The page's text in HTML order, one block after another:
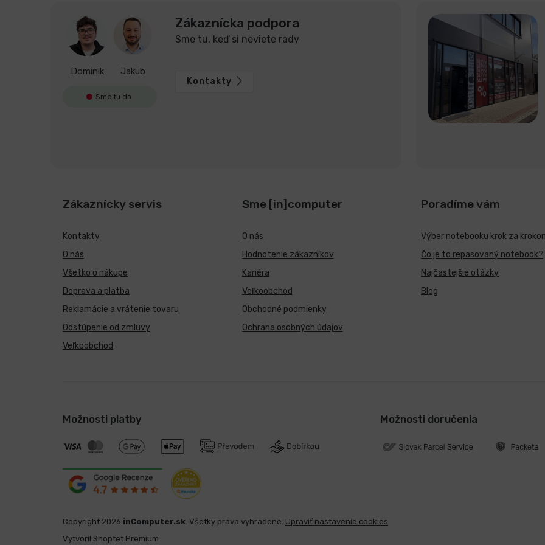
Dominik Jakub
Sme tu do
Zákaznícka podpora
Sme tu, keď si neviete rady
Kontakty
Zákaznícky servis
Kontakty
O nás
Všetko o nákupe
Doprava a platba
Reklamácie a vrátenie tovaru
Odstúpenie od zmluvy
Veľkoobchod
Sme [in]computer
O nás
Hodnotenie zákazníkov
Kariéra
Veľkoobchod
Obchodné podmienky
Ochrana osobných údajov
Poradíme vám
Výber notebooku krok za
Čo je to repasovaný notebook?
Najčastejšie otázky
Blog
Možnosti platby Možnosti doručenia
Vytvoril Shoptet Premium
Copyright 2026 inComputer.sk . Všetky práva vyhradené. Upraviť nastavenie cookies